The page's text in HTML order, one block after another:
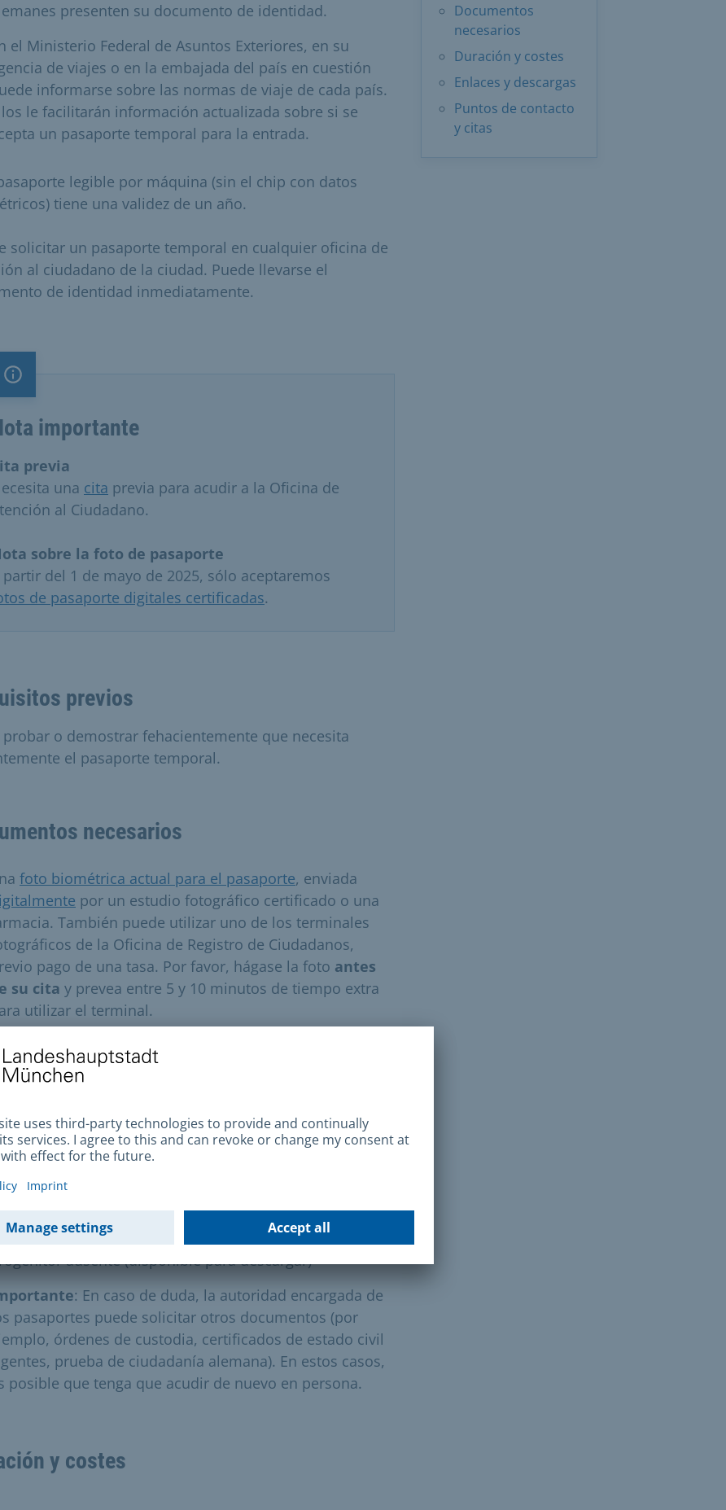
Documentos
necesarios
Duración y costes
Enlaces y descargas
Puntos de contacto
y citas
presenten su documento de identidad.
el Ministerio Federal de Asuntos Exteriores, en su
de viajes o en la embajada del país en cuestión
informarse sobre las normas de viaje de cada país.
le facilitarán información actualizada sobre si se
un pasaporte temporal para la entrada.
legible por máquina (sin el chip con datos
tiene una validez de un año.
solicitar un pasaporte temporal en cualquier oficina de
al ciudadano de la ciudad. Puede llevarse el
de identidad inmediatamente.
Nota importante
importante
previa
una cita previa para acudir a la Oficina de
al Ciudadano.
sobre la foto de pasaporte
partir del 1 de mayo de 2025, sólo aceptaremos
de pasaporte digitales certificadas.
previos
probar o demostrar fehacientemente que necesita
el pasaporte temporal.
necesarios
foto biométrica actual para el pasaporte, enviada
por un estudio fotográfico certificado o una
También puede utilizar uno de los terminales
de la Oficina de Registro de Ciudadanos,
pago de una tasa. Por favor, hágase la foto antes
su cita y prevea entre 5 y 10 minutos de tiempo extra
utilizar el terminal.
Documento de identidad (pasaporte anterior, documento
de identidad, pasaporte del niño - si está disponible;
certificado de nacimiento original del niño si se solicita
anterior/vencido (si no está anulado)
menores de 18 años Documento de identidad o
En caso necesario: Declaración de consentimiento del
ausente (disponible para descargar)
: En caso de duda, la autoridad encargada de
pasaportes puede solicitar otros documentos (por
órdenes de custodia, certificados de estado civil
prueba de ciudadanía alemana). En estos casos,
posible que tenga que acudir de nuevo en persona.
y costes